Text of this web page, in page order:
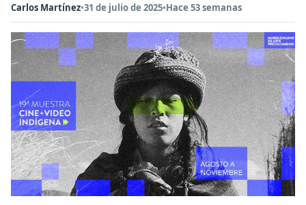
Carlos Martínez•31 de julio de 2025•Hace 53 semanas